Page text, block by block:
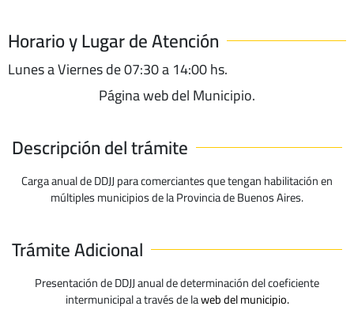
Horario y Lugar de Atención
Lunes a Viernes de 07:30 a 14:00 hs.
Página web del Municipio.
Descripción del trámite
Carga anual de DDJJ para comerciantes que tengan habilitación en
múltiples municipios de la Provincia de Buenos Aires.
Trámite Adicional
Presentación de DDJJ anual de determinación del coeficiente
intermunicipal a través de laweb del municipio.